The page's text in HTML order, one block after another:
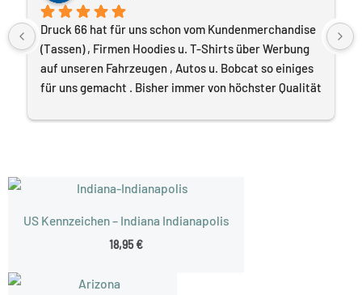
Druck 66 hat für uns schon vom Kundenmerchandise
(Tassen) , Firmen Hoodies u. T-Shirts über Werbung
auf unseren Fahrzeugen , Autos u. Bobcat so einiges
für uns gemacht . Bisher immer von höchster Qualität
professionell und Kundenorientiert????. Wir werden
Vielen Dank
US Kennzeichen – Indiana Indianapolis
18,95€